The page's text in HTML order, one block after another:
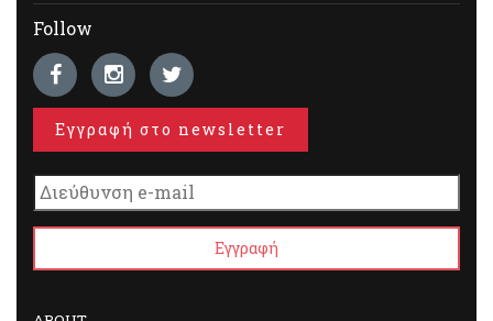
Follow
Εγγραφή στο newsletter